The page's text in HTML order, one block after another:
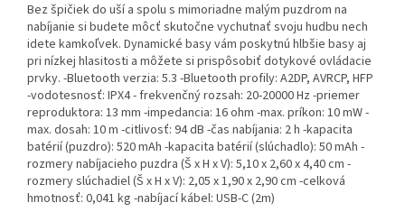
Bez špičiek do uší a spolu s mimoriadne malým puzdrom na
nabíjanie si budete môcť skutočne vychutnať svoju hudbu nech
idete kamkoľvek. Dynamické basy vám poskytnú hlbšie basy aj
pri nízkej hlasitosti a môžete si prispôsobiť dotykové ovládacie
prvky. -Bluetooth verzia: 5.3 -Bluetooth profily: A2DP, AVRCP, HFP
-vodotesnosť: IPX4 - frekvenčný rozsah: 20-20000 Hz -priemer
reproduktora: 13 mm -impedancia: 16 ohm -max. príkon: 10 mW -
max. dosah: 10 m -citlivosť: 94 dB -čas nabíjania: 2 h -kapacita
batérií (puzdro): 520 mAh -kapacita batérií (slúchadlo): 50 mAh -
rozmery nabíjacieho puzdra (Š x H x V): 5,10 x 2,60 x 4,40 cm -
rozmery slúchadiel (Š x H x V): 2,05 x 1,90 x 2,90 cm -celková
hmotnosť: 0,041 kg -nabíjací kábel: USB-C (2m)